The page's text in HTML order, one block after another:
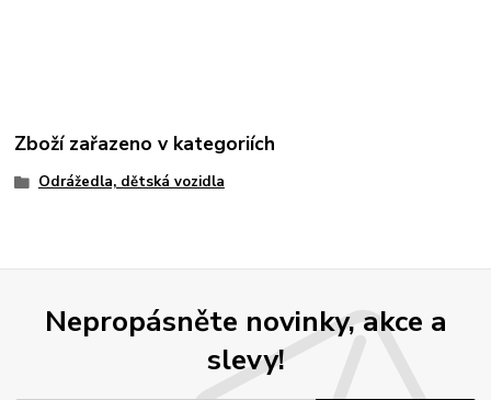
Zboží zařazeno v kategoriích
Odrážedla, dětská vozidla
Nepropásněte novinky, akce a
slevy!